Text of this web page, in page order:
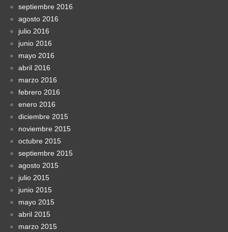
septiembre 2016
agosto 2016
julio 2016
junio 2016
mayo 2016
abril 2016
marzo 2016
febrero 2016
enero 2016
diciembre 2015
noviembre 2015
octubre 2015
septiembre 2015
agosto 2015
julio 2015
junio 2015
mayo 2015
abril 2015
marzo 2015